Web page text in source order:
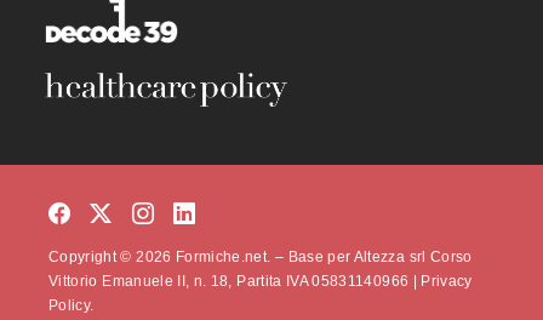
Copyright © 2026 Formiche.net. – Base per Altezza srl Corso
Vittorio Emanuele II, n. 18, Partita IVA 05831140966 |
Privacy
Policy.